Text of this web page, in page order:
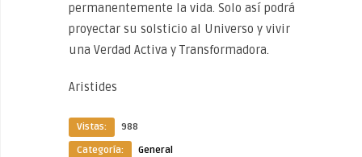
permanentemente la vida. Solo así podrá
proyectar su solsticio al Universo y vivir
una Verdad Activa y Transformadora.
Aristides
Vistas:
988
Categoría:
General